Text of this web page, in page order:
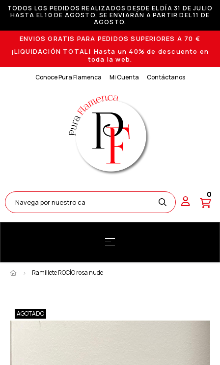
TODOS LOS PEDIDOS REALIZADOS DESDE EL DÍA 31 DE JULIO
HASTA EL 10 DE AGOSTO, SE ENVIARÁN A PARTIR DEL 11 DE
AGOSTO.
ENVIOS GRATIS PARA PEDIDOS SUPERIORES A 70 €
¡LIQUIDACIÓN TOTAL! Hasta un 40% de descuento en
toda la web.
Conoce Pura Flamenca Mi Cuenta Contáctanos
0
Navegación de palanca
☰
Ramillete ROCÍO rosa nude
AGOTADO